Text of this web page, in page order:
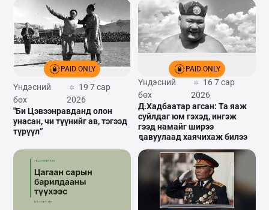
PAID ONLY
Үндэсний
бөх
19 7 сар
2026
"Би Цэвээнравданд олон
унасан, чи түүнийг ав, тэгээд
түрүүл”
PAID ONLY
Үндэсний
бөх
16 7 сар
2026
Д.Хадбаатар агсан: Та яаж
суйлдаг юм гэхэд, ингэж
гээд намайг ширээ
давуулаад хаячихаж билээ